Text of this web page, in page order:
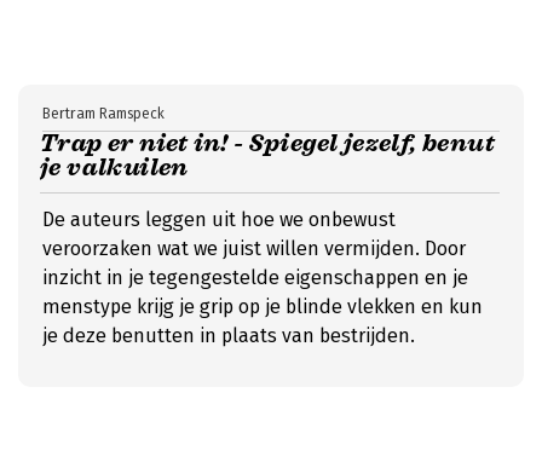
Trap er niet in! - Spiegel jezelf, benut
je valkuilen
Bertram Ramspeck
De auteurs leggen uit hoe we onbewust
veroorzaken wat we juist willen vermijden. Door
inzicht in je tegengestelde eigenschappen en je
menstype krijg je grip op je blinde vlekken en kun
je deze benutten in plaats van bestrijden.